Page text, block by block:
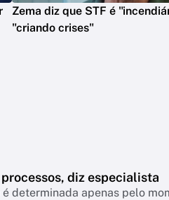
Zema diz que STF é
"criando crises"
diz especialista
determinada apenas pelo